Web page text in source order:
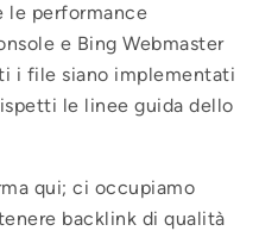
le performance
e Bing Webmaster
i file siano implementati
le linee guida dello
qui; ci occupiamo
backlink di qualità